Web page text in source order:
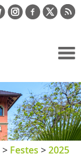
> Festes >2025